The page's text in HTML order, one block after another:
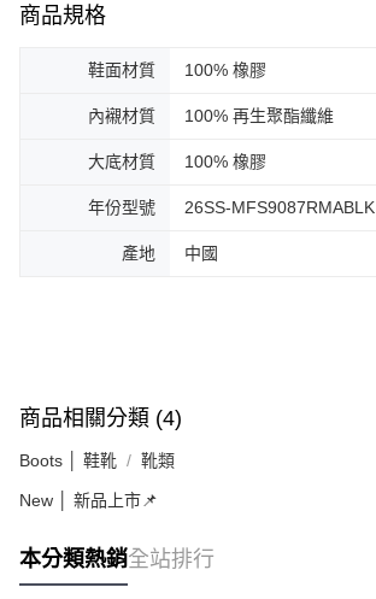
商品規格
鞋面材質 100% 橡膠
內襯材質 100% 再生聚酯纖維
大底材質 100% 橡膠
年份型號 26SS-MFS9087RMABLK
產地 中國
商品相關分類 (4)
Boots │ 鞋靴 靴類
New │ 新品上市📌
本分類熱銷全站排行